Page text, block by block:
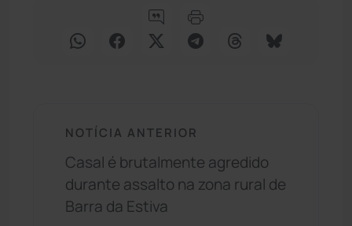
NOTÍCIA ANTERIOR
Casal é brutalmente agredido
durante assalto na zona rural de
Barra da Estiva